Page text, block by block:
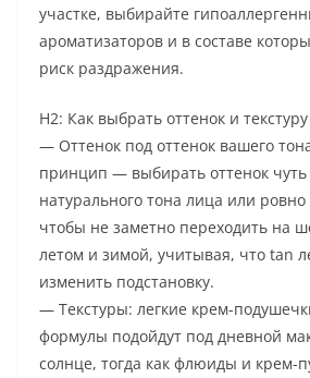
участке, выбирайте
ароматизаторов и в составе
риск раздражения.
H2: Как выбрать оттенок и текстуру
— Оттенок под оттенок вашего
принцип — выбирать оттенок чуть
натурального тона лица или
чтобы не заметно переходить на
летом и зимой, учитывая, что tan
изменить подстановку.
— Текстуры: легкие крем-
формулы подойдут под дневной
солнце, тогда как флюиды и крем-